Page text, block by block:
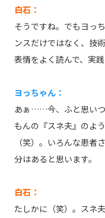
白石：
そうですね。でもヨっ
ンスだけではなく、技
表情をよく読んで、実
ヨっちゃん：
あぁ……今、ふと思い
もんの『スネ夫』のよ
（笑）。いろんな患者
分はあると思います。
白石：
たしかに（笑）。スネ